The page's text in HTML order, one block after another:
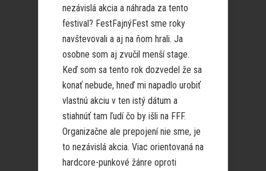
nezávislá akcia a náhrada za tento
festival? FestFajnýFest sme roky
navštevovali a aj na ňom hrali. Ja
osobne som aj zvučil menší stage.
Keď som sa tento rok dozvedel že sa
konať nebude, hneď mi napadlo urobiť
vlastnú akciu v ten istý dátum a
stiahnúť tam ľudí čo by išli na FFF.
Organizačne ale prepojení nie sme, je
to nezávislá akcia. Viac orientovaná na
hardcore-punkové žánre oproti